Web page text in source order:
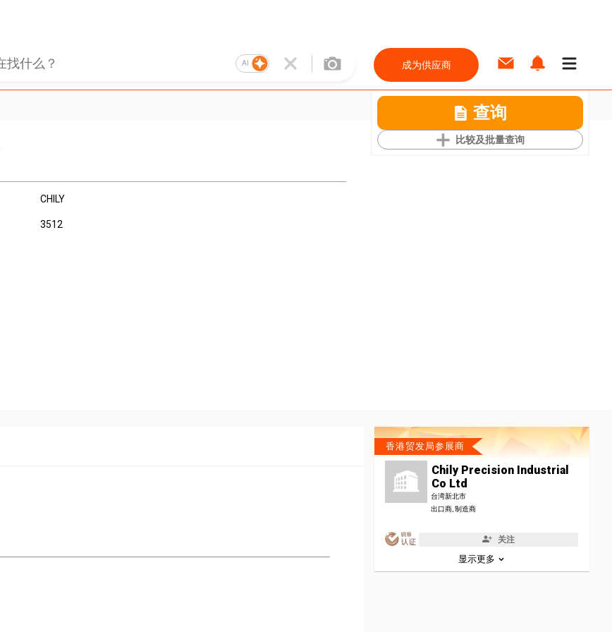
AI 成为供应商
查询
比较及批量查询
CHILY
3512
香港贸发局参展商
Chily Precision Industrial
Co Ltd
台湾新北市
出口商, 制造商
关注
显示更多